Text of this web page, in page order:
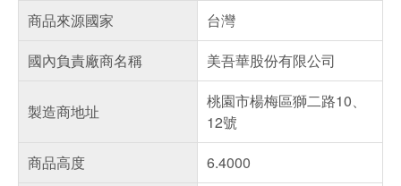
商品來源國家
台灣
國內負責廠商名稱
美吾華股份有限公司
製造商地址
桃園市楊梅區獅二路10、
12號
商品高度
6.4000